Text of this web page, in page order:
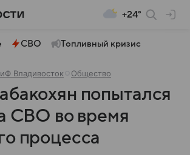
+24°
СВО Топливный кризис
Владивосток Общество
попытался
СВО во время
процесса